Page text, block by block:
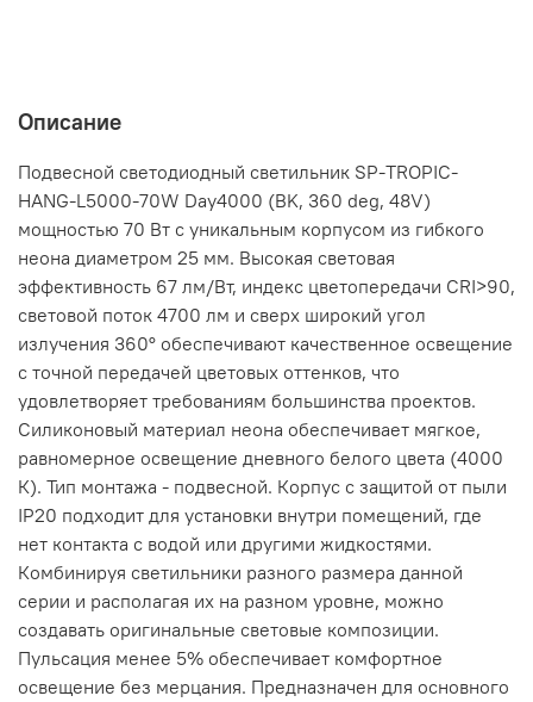
Описание
Подвесной светодиодный светильник SP-TROPIC-
HANG-L5000-70W Day4000 (BK, 360 deg, 48V)
мощностью 70 Вт с уникальным корпусом из гибкого
неона диаметром 25 мм. Высокая световая
эффективность 67 лм/Вт, индекс цветопередачи CRI>90,
световой поток 4700 лм и сверх широкий угол
излучения 360° обеспечивают качественное освещение
с точной передачей цветовых оттенков, что
удовлетворяет требованиям большинства проектов.
Силиконовый материал неона обеспечивает мягкое,
равномерное освещение дневного белого цвета (4000
К). Тип монтажа - подвесной. Корпус с защитой от пыли
IP20 подходит для установки внутри помещений, где
нет контакта с водой или другими жидкостями.
Комбинируя светильники разного размера данной
серии и располагая их на разном уровне, можно
создавать оригинальные световые композиции.
Пульсация менее 5% обеспечивает комфортное
освещение без мерцания. Предназначен для основного